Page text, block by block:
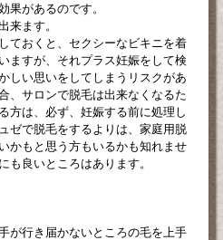
果があるのです。
来ます。
ておくと、セクシーなビキニを着
ますが、それプラス妊娠をして検
しい思いをしてしまうリスクがあ
、サロンで脱毛は出来なくなるた
方は、必ず、妊娠する前に処理し
ゼで脱毛をするよりは、家庭用脱
かもと思う方もいるかも知れませ
も良いところはあります。
が行き届かないところの毛を上手